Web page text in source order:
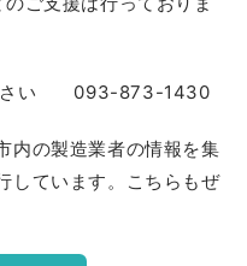
さい 093-873-1430
内の製造業者の情報を集
しています。こちらもぜ